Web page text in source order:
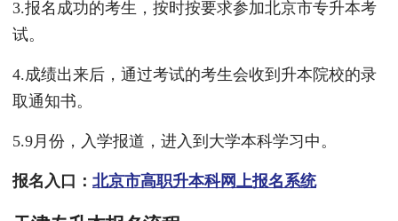
3.报名成功的考生，按时按要求参加北京市专升本考
试。
4.成绩出来后，通过考试的考生会收到升本院校的录
取通知书。
5.9月份，入学报道，进入到大学本科学习中。
报名入口： 北京市高职升本科网上报名系统